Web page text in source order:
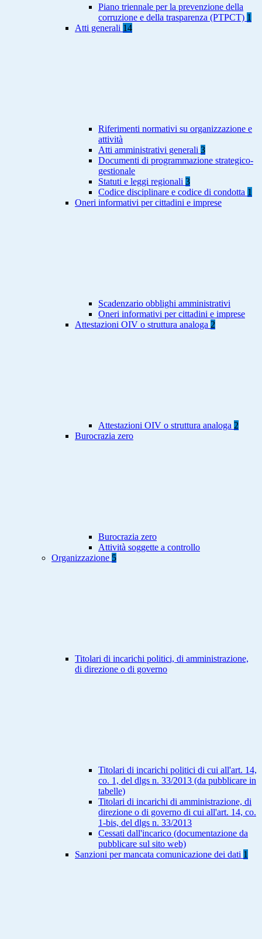
Piano triennale per la prevenzione della
corruzione e della trasparenza (PTPCT) 1
Atti generali 14
Riferimenti normativi su organizzazione e
attività
Atti amministrativi generali 3
Documenti di programmazione strategico-
gestionale
Statuti e leggi regionali 3
Codice disciplinare e codice di condotta 1
Oneri informativi per cittadini e imprese
Scadenzario obblighi amministrativi
Oneri informativi per cittadini e imprese
Attestazioni OIV o struttura analoga 2
Attestazioni OIV o struttura analoga 2
Burocrazia zero
Burocrazia zero
Attività soggette a controllo
Organizzazione 5
Titolari di incarichi politici, di amministrazione,
di direzione o di governo
Titolari di incarichi politici di cui all'art. 14,
co. 1, del dlgs n. 33/2013 (da pubblicare in
tabelle)
Titolari di incarichi di amministrazione, di
direzione o di governo di cui all'art. 14, co.
1-bis, del dlgs n. 33/2013
Cessati dall'incarico (documentazione da
pubblicare sul sito web)
Sanzioni per mancata comunicazione dei dati 1